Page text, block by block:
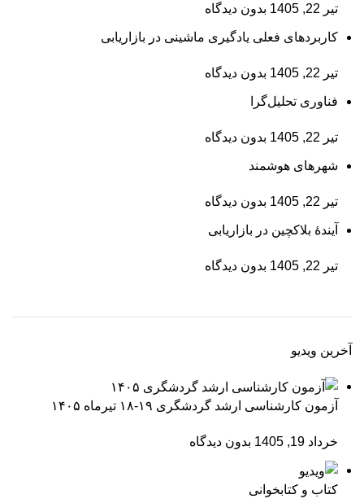
تیر 22, 1405 بدون دیدگاه
کاربردهای فعلی یادگیری ماشینی در بازاریابی
تیر 22, 1405 بدون دیدگاه
فناوری تحلیل‌گرا
تیر 22, 1405 بدون دیدگاه
شهرهای هوشمند
تیر 22, 1405 بدون دیدگاه
آیندۀ بلاکچین در بازاریابی
تیر 22, 1405 بدون دیدگاه
آخرین ویدیو
آزمون کارشناسی ارشد گردشگری ۱۹-۱۸ تیرماه ۱۴۰۵
خرداد 19, 1405 بدون دیدگاه
کتاب و کتابخوانی